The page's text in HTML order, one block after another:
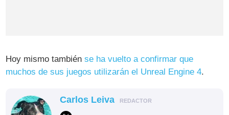
Hoy mismo tambiénse ha vuelto a confirmar que
muchos de sus juegos utilizarán el Unreal Engine 4.
Carlos Leiva REDACTOR